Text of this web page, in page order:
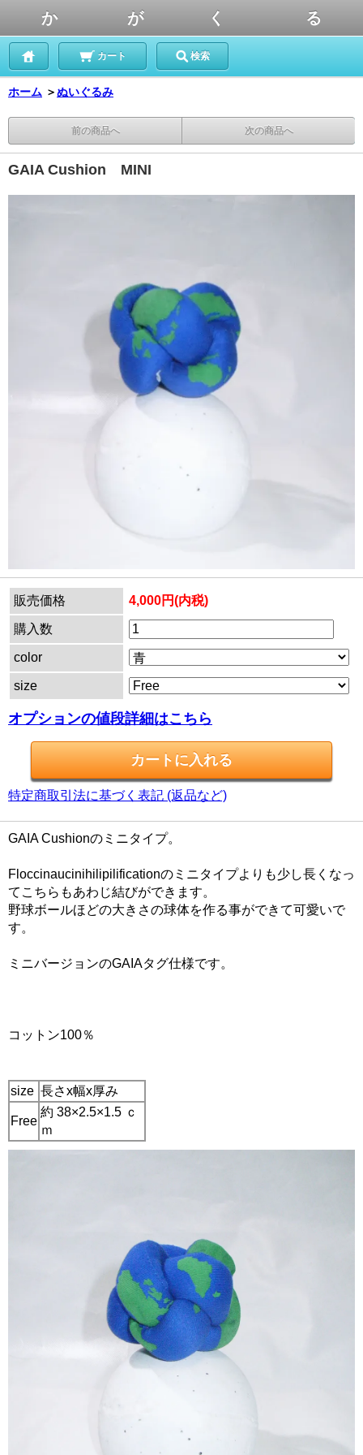
か が く る
カート 検索
ホーム ＞ぬいぐるみ
前の商品へ 次の商品へ
GAIA Cushion MINI
販売価格 4,000円(内税)
購入数
color
size
オプションの値段詳細はこちら
特定商取引法に基づく表記 (返品など)
GAIA Cushionのミニタイプ。
Floccinaucinihilipilificationのミニタイプよりも少し長くなっ
てこちらもあわじ結びができます。
野球ボールほどの大きさの球体を作る事ができて可愛いで
す。
ミニバージョンのGAIAタグ仕様です。
コットン100％
size 長さx幅x厚み
Free
約 38×2.5×1.5 ｃ
ｍ